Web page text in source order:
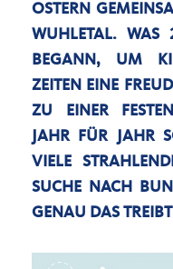
OSTERN
WUHLETAL. WAS
BEGANN, UM
ZEITEN EINE
ZU EINER
JAHR FÜR JAHR
VIELE
SUCHE NACH
GENAU DAS